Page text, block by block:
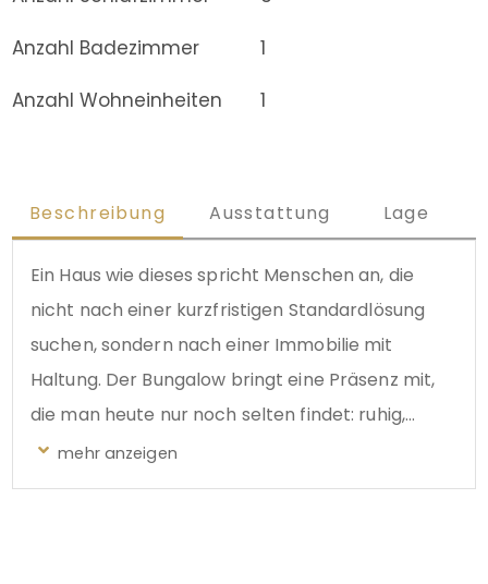
Anzahl Badezimmer
1
Anzahl Wohneinheiten
1
Beschreibung Ausstattung Lage
Ein Haus wie dieses spricht Menschen an, die
nicht nach einer kurzfristigen Standardlösung
suchen, sondern nach einer Immobilie mit
Haltung. Der Bungalow bringt eine Präsenz mit,
die man heute nur noch selten findet: ruhig,
großzügig, eigenständig und mit dem Gefühl,
dass hier von Anfang an mit Anspruch geplant